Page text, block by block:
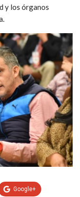
y los órganos
Google+